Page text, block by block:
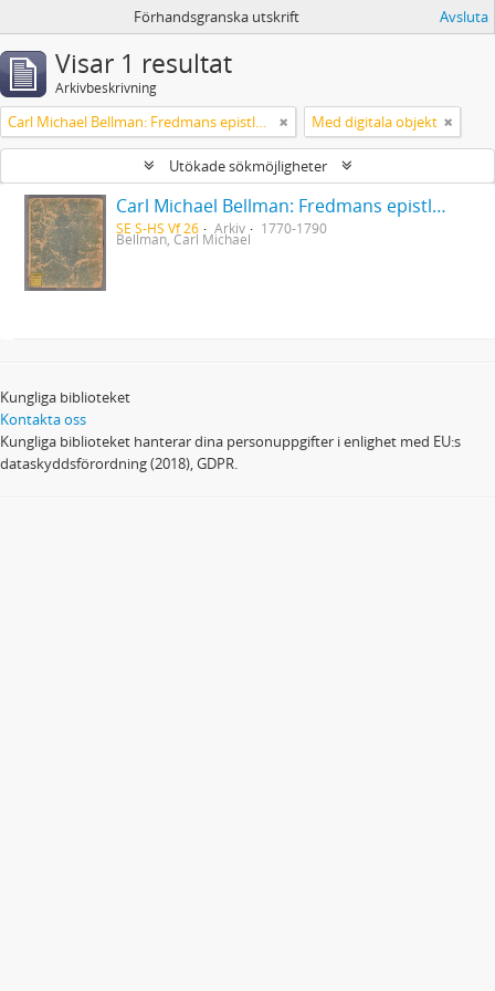
Förhandsgranska utskrift Avsluta
Visar 1 resultat
Arkivbeskrivning
Carl Michael Bellman: Fredmans epistlar [Nechers ex.]. Ep. 1-50 Med digitala objekt
Utökade sökmöjligheter
Carl Michael Bellman: Fredmans epistlar [Nechers ex.]. Ep. 1-50
SE S-HS Vf 26 Arkiv 1770-1790
Bellman, Carl Michael
Kungliga biblioteket
Kontakta oss
Kungliga biblioteket hanterar dina personuppgifter i enlighet med EU:s
dataskyddsförordning (2018), GDPR.